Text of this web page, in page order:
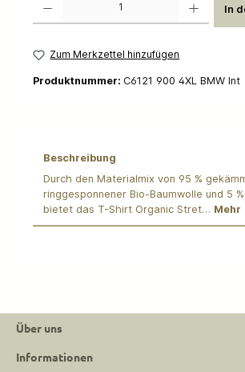
In
Zum Merkzettel hinzufügen
Produktnummer: C6121 900 4XL BMW Int
Beschreibung
Durch den Materialmix von 95 %
ringgesponnener Bio-Baumwolle und 5
bietet das T-Shirt Organic Stret… Mehr
Über uns
Informationen